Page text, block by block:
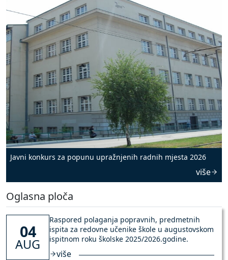
Javni konkurs za popunu upražnjenih radnih mjesta 2026
više
Oglasna ploča
04
AUG
Raspored polaganja popravnih, predmetnih
ispita za redovne učenike škole u augustovskom
ispitnom roku školske 2025/2026.godine.
više